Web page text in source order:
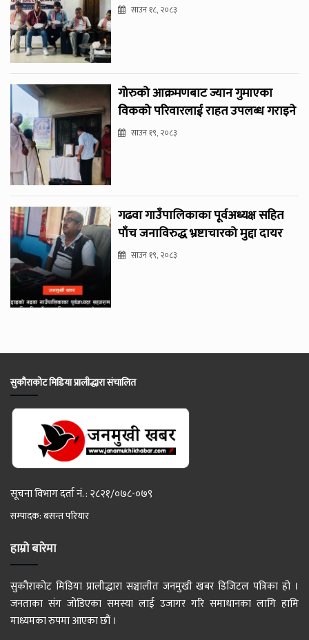
साउन १८, २०८३
गोरुको आक्रमणबाट ज्यान गुमाएका
विकको परिवारलाई राहत उपलब्ध गराइने
साउन १९, २०८३
गढवा गाउँपालिकाका पूर्वअध्यक्ष सहित
पाँच जनाविरुद्ध भ्रष्टाचारको मुद्दा दायर
साउन १९, २०८३
सुकौराकोट मिडिया प्रालीद्धारा संचालित
सूचना विभाग दर्ता नं. : २८२१/०७८-०७९
सम्पादक: बसन्त परियार
हाम्रो बारेमा
सुकौराकोट मिडिया प्रालीद्धारा सञ्चालीत जनमुखी खबर डिजिटल पत्रिका हो ।
जनताका संग जोडिएका समस्या लाई उजागर गरि समाधानका लागि हामि
माध्यमका रुपमा आएका छौं ।